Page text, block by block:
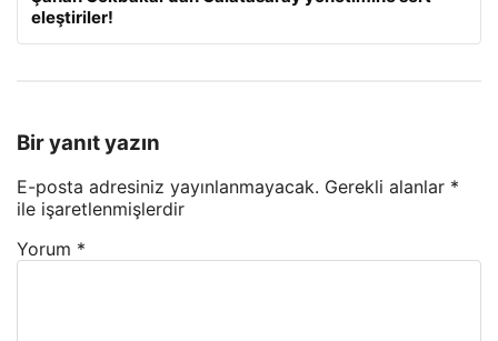
eleştiriler!
Bir yanıt yazın
E-posta adresiniz yayınlanmayacak. Gerekli alanlar *
ile işaretlenmişlerdir
Yorum *